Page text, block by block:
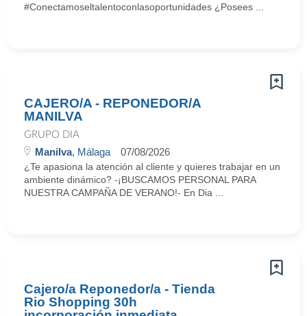
#Conectamoseltalentoconlasoportunidades ¿Posees ...
CAJERO/A - REPONEDOR/A
MANILVA
GRUPO DIA
Manilva, Málaga 07/08/2026
¿Te apasiona la atención al cliente y quieres trabajar en un
ambiente dinámico? -¡BUSCAMOS PERSONAL PARA
NUESTRA CAMPAÑA DE VERANO!- En Dia ...
Cajero/a Reponedor/a - Tienda
Rio Shopping 30h